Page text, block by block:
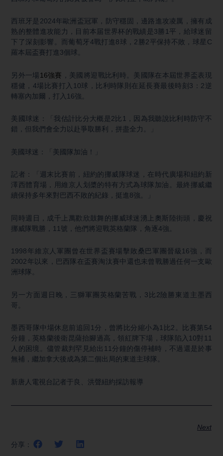
西班牙是2024年歐洲盃冠軍，防守穩固，邊路進攻凌厲，擁有成
熟的整體進攻能力，目前本届世界杯的戰績是3勝1平，給球迷留
下了深刻影響。而葡萄牙4戰打進8球，2勝2平保持不敗，球星C
羅本屆盃賽打進3個球。
另外一場16強賽
，美國將迎戰比利時。美國隊在本屆世界盃表現
穩健，4場比賽打入10球，比利時隊則在延長賽最後時刻3：2逆
轉塞內加爾，打入16強。
美國球迷：「我估計比分大概是2比1，因為我聽說比利時防守不
錯，但我們會全力以赴爭取勝利，拼盡全力。」
美國球迷：「美國隊加油！」
記者：「週末比賽前，紐約的挪威隊球迷，在時代廣場和紐約新
澤西體育場，用維京人划槳的特有方式為球隊加油。最終挪威繼
續保持多年來對巴西不敗的紀錄，挺進8強。」
同時週日，成千上萬歡欣鼓舞的挪威球迷湧上奧斯陸街頭，慶祝
挪威隊戰勝，11號，他們將迎戰英格蘭隊，角逐4強。
1998年維京人軍團曾在世界盃賽場擊敗桑巴軍團晉級16強，而
2002年以來，巴西隊在盃賽淘汰賽中還也未曾戰勝過任何一支歐
洲球隊。
另一方面週日晚，三獅軍團英格蘭苦戰，3比2險勝東道主墨西
哥。
墨西哥隊中場休息前追回1分，曾將比分縮小為1比2。比賽第54
分鐘，英格蘭後衛昆薩抬腳過高，領紅牌下場，球隊陷入10對11
人的困境。儘管裁判罕見給出11分鐘的傷停補時，不過還是於事
無補，繼加拿大後成為第二個出局的東道主球隊。
新唐人電視台記者于良、洪聲紐約採訪報導
Next
分享：